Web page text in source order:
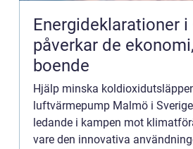
Energideklarationer i
påverkar de
boende
Hjälp minska
luftvärmepump Malmö i
ledande i kampen mot
vare den innovativa